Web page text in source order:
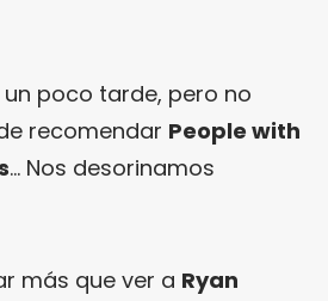
un poco tarde, pero no
recomendar People with
… Nos desorinamos
más que ver a Ryan